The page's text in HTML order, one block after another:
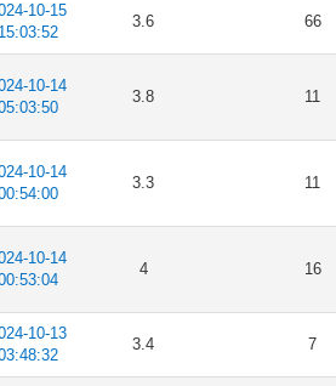
10-15
15:03:52
3.6 66
10-14
3.8 11
10-14
3.3 11
10-14
4 16
10-13
3.4 7